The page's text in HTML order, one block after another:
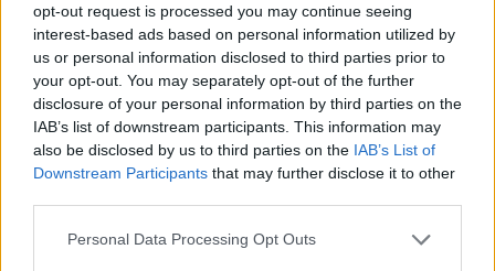
opt-out request is processed you may continue seeing
interest-based ads based on personal information utilized by
us or personal information disclosed to third parties prior to
your opt-out. You may separately opt-out of the further
disclosure of your personal information by third parties on the
IAB’s list of downstream participants. This information may
also be disclosed by us to third parties on the IAB’s List of
Downstream Participants that may further disclose it to other
Personal Data Processing Opt Outs
szélvédett helyen, háromnegyed részig kell a
földbe süllyeszteni. Ügyeljünk arra, hogy a
rönk környéke mindig kellően nedvesen
legyen tartva, hiszen így tudnak kifejlődni a
gombatestek.